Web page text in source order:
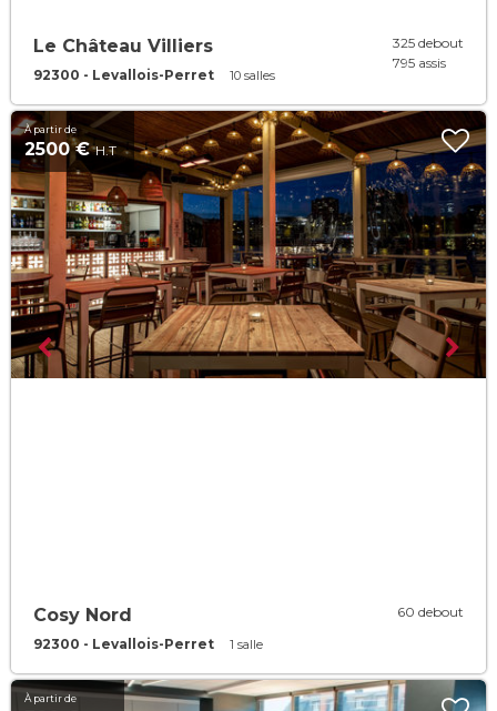
Le Château Villiers
92300 - Levallois-Perret 10 salles
325 debout
795 assis
À partir de
2500 €H.T
Cosy Nord
92300 - Levallois-Perret 1 salle
60 debout
À partir de